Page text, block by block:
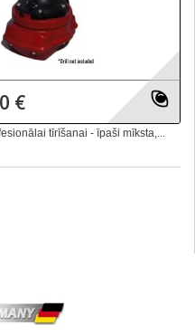
€
tīrīšanai - īpaši mīksta,...